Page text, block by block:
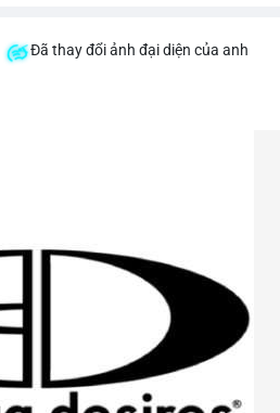
Đã thay đổi ảnh đại diện của anh